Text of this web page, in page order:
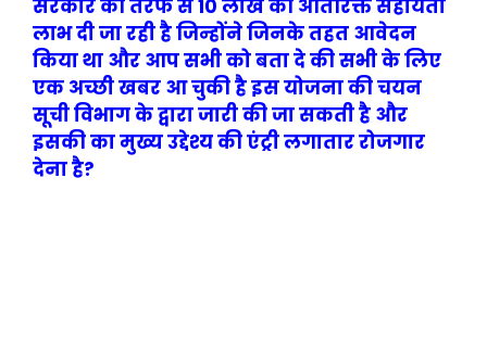
सरकार की तरफ से 10 लाख की अतिरिक्त सहायता
लाभ दी जा रही है जिन्होंने जिनके तहत आवेदन
किया था और आप सभी को बता दे की सभी के लिए
एक अच्छी खबर आ चुकी है इस योजना की चयन
सूची विभाग के द्वारा जारी की जा सकती है और
इसकी का मुख्य उद्देश्य की एंट्री लगातार रोजगार
देना है?